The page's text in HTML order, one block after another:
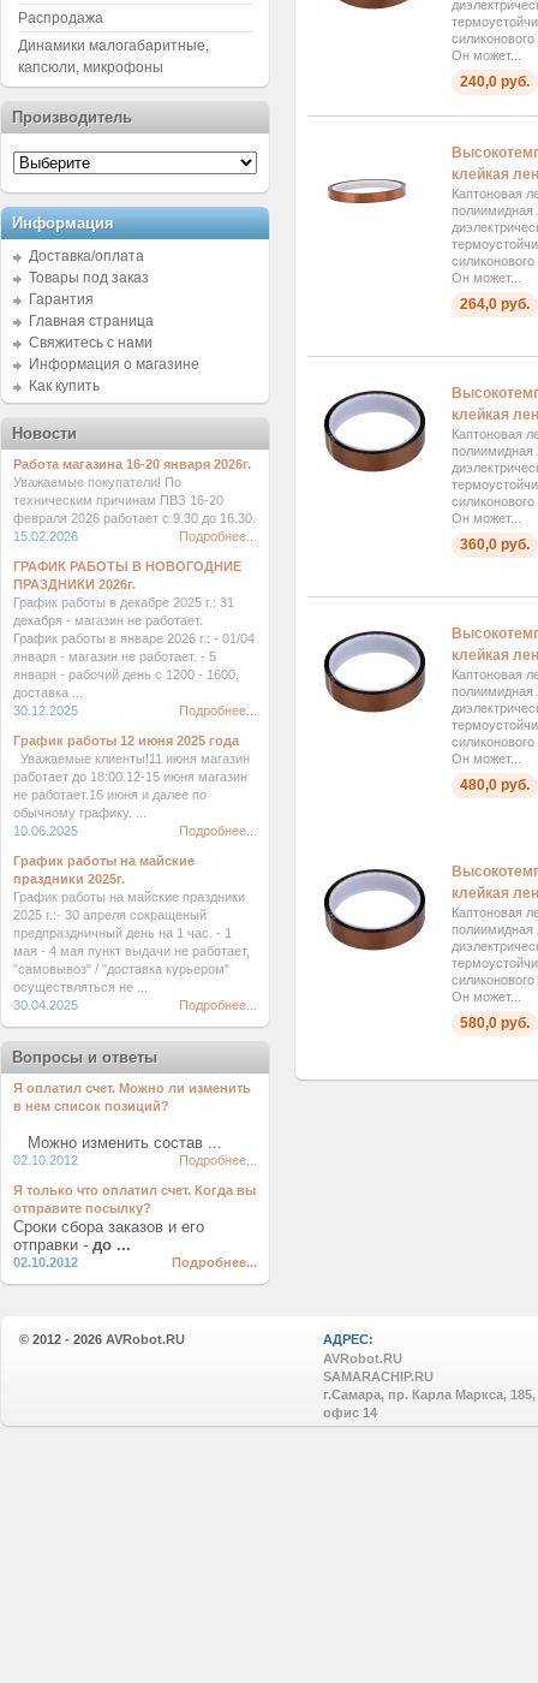
Он может...
240,0 руб.
клейкая
Каптоновая
полиимидная
Он может...
264,0 руб.
клейкая
Каптоновая
полиимидная
Он может...
360,0 руб.
клейкая
Каптоновая
полиимидная
Он может...
480,0 руб.
клейкая
Каптоновая
полиимидная
Он может...
580,0 руб.
Распродажа
Динамики малогабаритные,
капсюли, микрофоны
Производитель
Информация
Доставка/оплата
Товары под заказ
Гарантия
Главная страница
Свяжитесь с нами
Информация о магазине
Как купить
Новости
Работа магазина 16-20 января 2026г.
Уважаемые покупатели! По
техническим причинам ПВЗ 16-20
февраля 2026 работает с 9.30 до 16.30.
15.02.2026
Подробнее...
ГРАФИК РАБОТЫ В НОВОГОДНИЕ
ПРАЗДНИКИ 2026г.
График работы в декабре 2025 г.: 31
декабря - магазин не работает.
График работы в январе 2026 г.: - 01/04
января - магазин не работает. - 5
января - рабочий день с 1200 - 1600,
доставка ...
30.12.2025
Подробнее...
График работы 12 июня 2025 года
Уважаемые клиенты!11 июня магазин
работает до 18:00.12-15 июня магазин
не работает.16 июня и далее по
обычному графику. ...
10.06.2025
Подробнее...
График работы на майские
праздники 2025г.
График работы на майские праздники
2025 г.:- 30 апреля сокращеный
предпраздничный день на 1 час. - 1
мая - 4 мая пункт выдачи не работает,
"самовывоз" / "доставка курьером"
осуществляться не ...
30.04.2025
Подробнее...
Вопросы и ответы
Я оплатил счет. Можно ли изменить
в нем список позиций?
Можно изменить состав ...
02.10.2012 Подробнее...
Я только что оплатил счет. Когда вы
отправите посылку?
Сроки сбора заказов и его
отправки - до ...
02.10.2012 Подробнее...
© 2012 - 2026 AVRobot.RU
АДРЕС:
AVRobot.RU
SAMARACHIP.RU
г.Самара, пр. Карла Маркса, 185,
офис 14